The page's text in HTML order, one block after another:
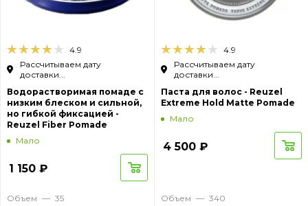
4.9
Рассчитываем дату
доставки...
Водорастворимая помаде с
низким блеском и сильной,
но гибкой фиксацией -
Reuzel Fiber Pomade
Мало
1 150 ₽
Объем — 35
4.9
Рассчитываем дату
доставки...
Паста для волос - Reuzel
Extreme Hold Matte Pomade
Мало
4 500 ₽
Объем — 340